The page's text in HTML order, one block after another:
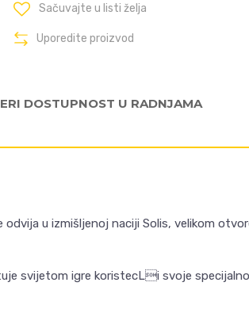
Sačuvajte u listi želja
Uporedite proizvod
DOSTUPNOST U RADNJAMA
odvija u izmišljenoj naciji Solis, velikom
svijetom igre koristecLi svoje